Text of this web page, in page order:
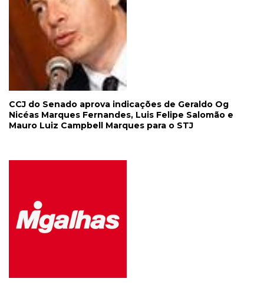
CCJ do Senado aprova indicações de Geraldo Og
Nicéas Marques Fernandes, Luis Felipe Salomão e
Mauro Luiz Campbell Marques para o STJ